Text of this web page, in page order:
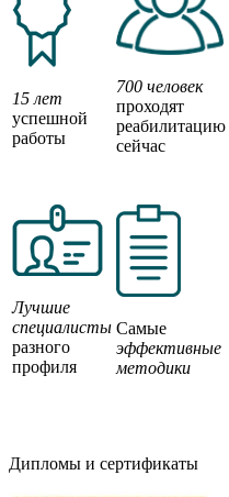
15 лет
успешной
работы
700 человек
проходят
реабилитацию
сейчас
Лучшие
специалисты
разного
профиля
Самые
эффективные
методики
Дипломы и сертификаты